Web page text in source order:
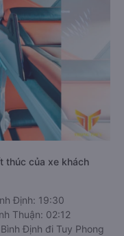
thúc của xe khách
Định: 19:30
Thuận: 02:12
Định đi Tuy Phong